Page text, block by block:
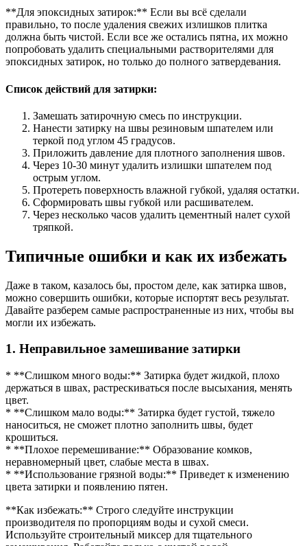
**Для эпоксидных затирок:** Если вы всё сделали
правильно, то после удаления свежих излишков плитка
должна быть чистой. Если все же остались пятна, их можно
попробовать удалить специальными растворителями для
эпоксидных затирок, но только до полного затвердевания.
Список действий для затирки:
Замешать затирочную смесь по инструкции.
Нанести затирку на швы резиновым шпателем или
теркой под углом 45 градусов.
Приложить давление для плотного заполнения швов.
Через 10-30 минут удалить излишки шпателем под
острым углом.
Протереть поверхность влажной губкой, удаляя остатки.
Сформировать швы губкой или расшивателем.
Через несколько часов удалить цементный налет сухой
тряпкой.
Типичные ошибки и как их избежать
Даже в таком, казалось бы, простом деле, как затирка швов,
можно совершить ошибки, которые испортят весь результат.
Давайте разберем самые распространенные из них, чтобы вы
могли их избежать.
1. Неправильное замешивание затирки
* **Слишком много воды:** Затирка будет жидкой, плохо
держаться в швах, растрескиваться после высыхания, менять
цвет.
* **Слишком мало воды:** Затирка будет густой, тяжело
наноситься, не сможет плотно заполнить швы, будет
крошиться.
* **Плохое перемешивание:** Образование комков,
неравномерный цвет, слабые места в швах.
* **Использование грязной воды:** Приведет к изменению
цвета затирки и появлению пятен.
**Как избежать:** Строго следуйте инструкции
производителя по пропорциям воды и сухой смеси.
Используйте строительный миксер для тщательного